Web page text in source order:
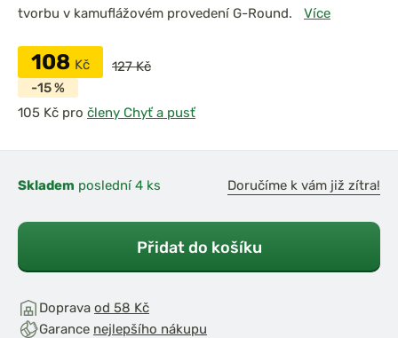
tvorbu v kamuflážovém provedení G-Round.
Více
108 Kč
127 Kč
-15 %
pro členy Chyť a pusť
Skladem poslední 4 ks Doručíme k vám již zítra!
Přidat do košíku
Doprava od 58 Kč
Garance nejlepšího nákupu